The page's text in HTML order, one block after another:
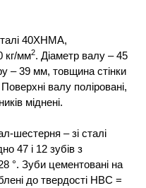
40ХНМА,
кг/мм2. Діаметр валу – 45
– 39 мм, товщина стінки
валу поліровані,
міднені.
шестерня – зі сталі
47 і 12 зубів з
°. Зуби цементовані на
до твердості НВС =